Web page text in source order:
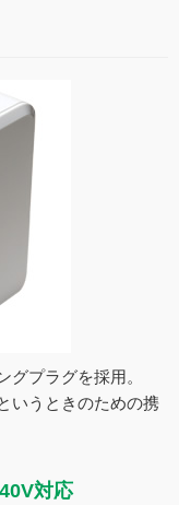
グプラグを採用。
いうときのための携
対応